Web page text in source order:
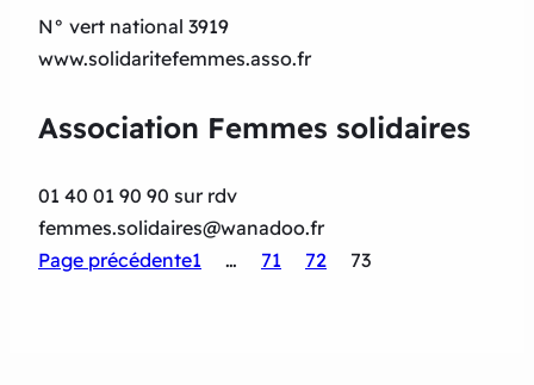
N° vert national 3919
www.solidaritefemmes.asso.fr
Association Femmes solidaires
01 40 01 90 90 sur rdv
femmes.solidaires@wanadoo.fr
Page précédente1 … 71 72 73